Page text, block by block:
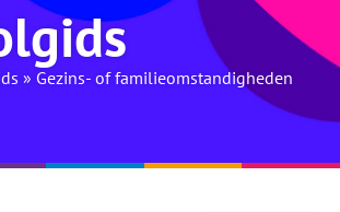
» Gezins- of familieomstandigheden